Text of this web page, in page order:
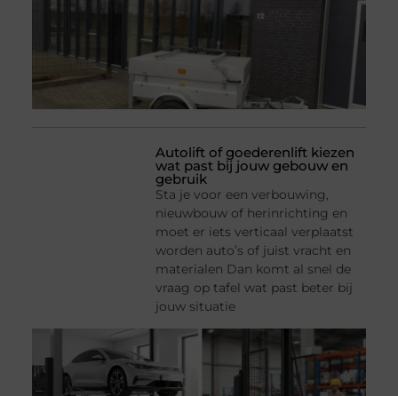
Autolift of goederenlift kiezen
wat past bij jouw gebouw en
gebruik
Sta je voor een verbouwing,
nieuwbouw of herinrichting en
moet er iets verticaal verplaatst
worden auto’s of juist vracht en
materialen Dan komt al snel de
vraag op tafel wat past beter bij
jouw situatie